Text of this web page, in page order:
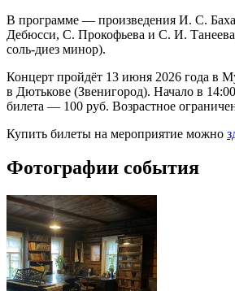
В программе — произведения И. С.
Дебюсси, С. Прокофьева и С. И.
соль-диез минор).
Концерт пройдёт 13 июня 2026 года в
в Дютькове (Звенигород). Начало в
билета — 100 руб. Возрастное
Купить билеты на мероприятие можно
Фотографии события